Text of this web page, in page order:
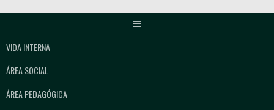
VIDA INTERNA
ÁREA SOCIAL
ÁREA PEDAGÓGICA